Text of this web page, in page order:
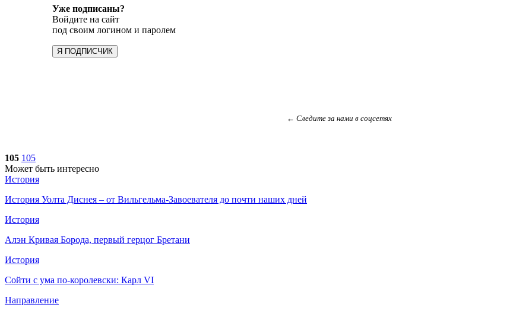
Уже подписаны?
Войдите на сайт
под своим логином и паролем
Я ПОДПИСЧИК
← Следите за нами в соцсетях
105 105
Может быть интересно
История
История Уолта Диснея – от Вильгельма-Завоевателя до почти наших дней
История
Алэн Кривая Борода, первый герцог Бретани
История
Сойти с ума по-королевски: Карл VI
Направление